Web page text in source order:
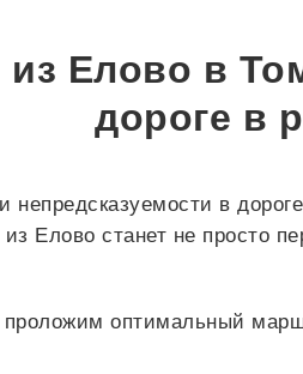
из Елово в
дороге в
непредсказуемости в
Елово станет не просто
оптимальный